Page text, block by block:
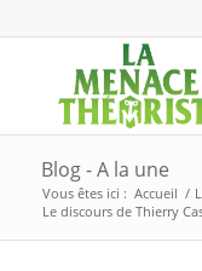
Blog - A la une
Vous êtes ici : Accueil /
Le discours de Thierry